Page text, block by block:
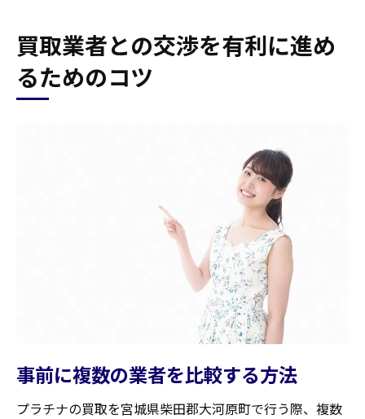
買取業者との交渉を有利に進め
るためのコツ
事前に複数の業者を比較する方法
プラチナの買取を宮城県柴田郡大河原町で行う際、複数